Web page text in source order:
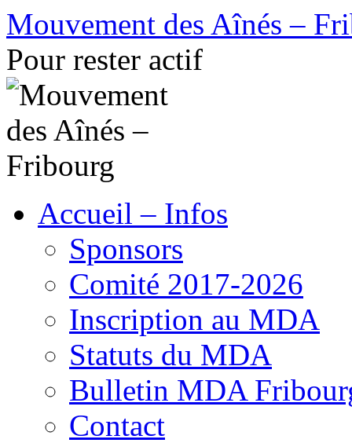
Aller
au
contenu
Mouvement des Aînés –
Pour rester actif
Accueil – Infos
Sponsors
Comité 2017-2026
Inscription au MDA
Statuts du MDA
Bulletin MDA
Contact